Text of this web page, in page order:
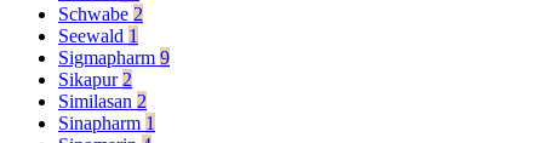
Schwabe 2
Seewald 1
Sigmapharm 9
Sikapur 2
Similasan 2
Sinapharm 1